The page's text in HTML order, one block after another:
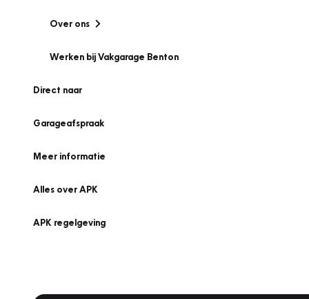
Over ons
Werken bij Vakgarage Benton
Direct naar
Garageafspraak
Meer informatie
Alles over APK
APK regelgeving